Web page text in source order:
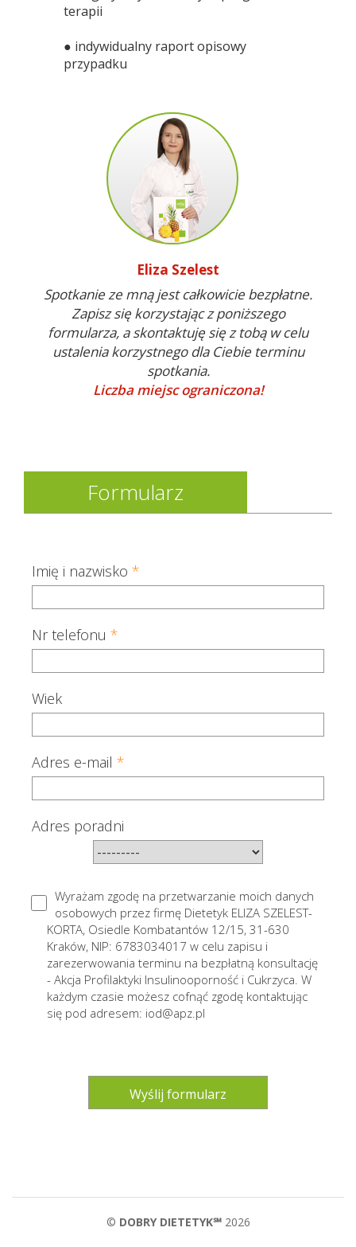
terapii
● indywidualny raport opisowy
przypadku
Eliza Szelest
Spotkanie ze mną jest całkowicie bezpłatne.
Zapisz się korzystając z poniższego
formularza, a skontaktuję się z tobą w celu
ustalenia korzystnego dla Ciebie terminu
spotkania.
Liczba miejsc ograniczona!
Formularz
Imię i nazwisko *
Nr telefonu *
Wiek
Adres e-mail *
Adres poradni
Wyrażam zgodę na przetwarzanie moich danych
osobowych przez firmę Dietetyk ELIZA SZELEST-
KORTA, Osiedle Kombatantów 12/15, 31-630
Kraków, NIP: 6783034017 w celu zapisu i
zarezerwowania terminu na bezpłatną konsultację
- Akcja Profilaktyki Insulinooporność i Cukrzyca. W
każdym czasie możesz cofnąć zgodę kontaktując
się pod adresem: iod@apz.pl
© DOBRY DIETETYK℠2026